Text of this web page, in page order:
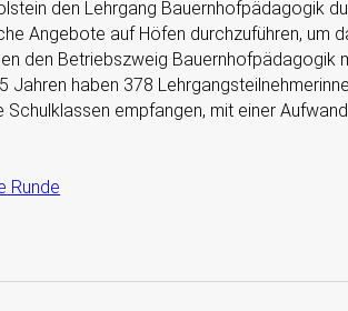
den Lehrgang Bauernhofpädagogik
Angebote auf Höfen durchzuführen, um
den Betriebszweig Bauernhofpädagogik
haben 378
empfangen, mit einer
Runde